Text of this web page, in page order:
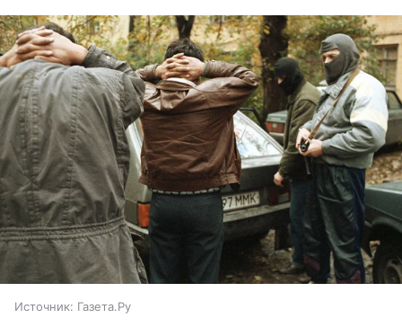
Источник: Газета.Ру